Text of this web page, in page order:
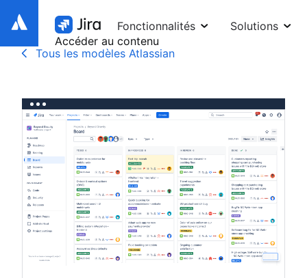
Accéder au contenu
Fonctionnalités
Solutions
Tous les modèles Atlassian